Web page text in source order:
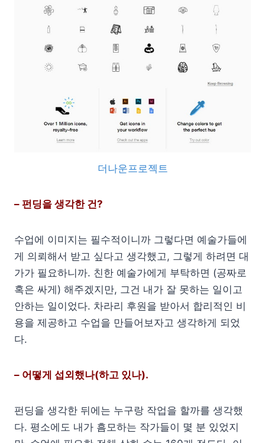
더나운프로젝트
– 펀딩을 생각한 건?
수업에 이미지는 필수적이니까 그렇다면 예술가들에
게 의뢰해서 받고 싶다고 생각했고, 그렇게 하려면 대
가가 필요하니까. 친한 예술가에게 부탁하면 (공짜로
혹은 싸게) 해주겠지만, 그건 내가 잘 못하는 일이고
안하는 일이었다. 차라리 후원을 받아서 합리적인 비
용을 제공하고 수업을 만들어보자고 생각하게 되었
다.
– 어떻게 섭외했나(하고 있나).
펀딩을 생각한 뒤에는 누구랑 작업을 할까를 생각했
다. 평소에도 내가 흠모하는 작가들이 몇 분 있었지